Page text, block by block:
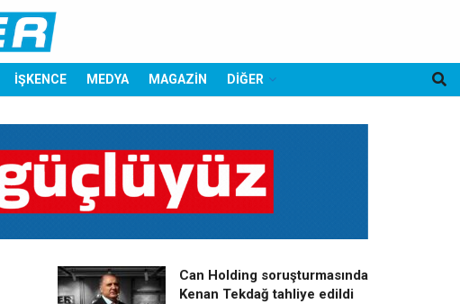
İŞKENCE MEDYA MAGAZİN DİĞER
Can Holding soruşturmasında
Kenan Tekdağ tahliye edildi